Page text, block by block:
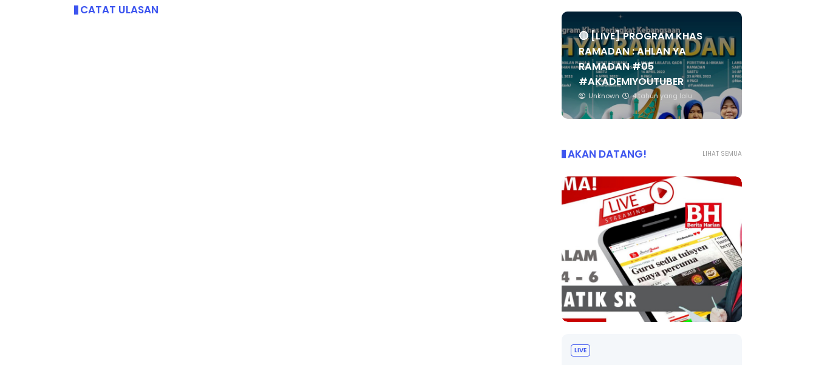
CATAT ULASAN
🔴 [LIVE] PROGRAM KHAS
RAMADAN : AHLAN YA
RAMADAN #05
#AKADEMIYOUTUBER
Unknown 4 tahun yang lalu
LIHAT SEMUA
AKAN DATANG!
LIVE